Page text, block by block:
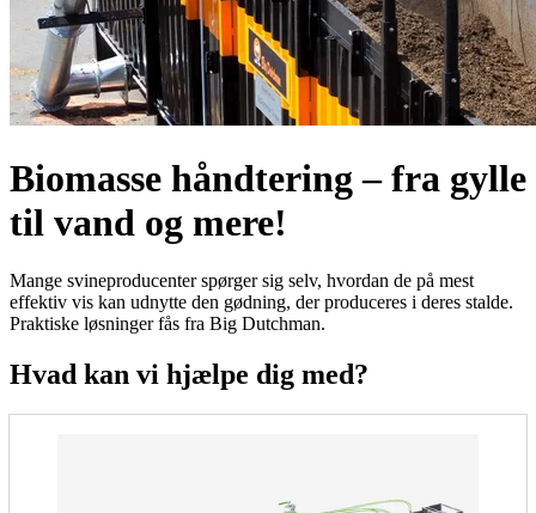
Biomasse håndtering – fra gylle
til vand og mere!
Mange svineproducenter spørger sig selv, hvordan de på mest
effektiv vis kan udnytte den gødning, der produceres i deres stalde.
Praktiske løsninger fås fra Big Dutchman.
Hvad kan vi hjælpe dig med?